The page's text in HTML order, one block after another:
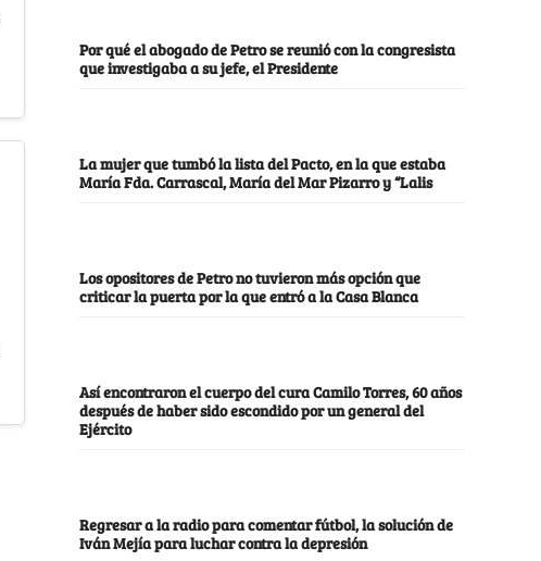
Por qué el abogado de Petro se reunió con la congresista
que investigaba a su jefe, el Presidente
La mujer que tumbó la lista del Pacto, en la que estaba
María Fda. Carrascal, María del Mar Pizarro y “Lalis
Los opositores de Petro no tuvieron más opción que
criticar la puerta por la que entró a la Casa Blanca
Así encontraron el cuerpo del cura Camilo Torres, 60 años
después de haber sido escondido por un general del
Ejército
Regresar a la radio para comentar fútbol, la solución de
Iván Mejía para luchar contra la depresión